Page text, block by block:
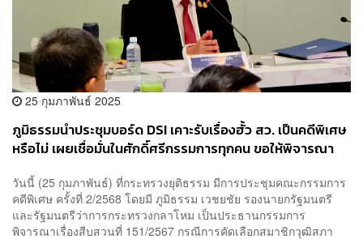
25 กุมภาพันธ์ 2025
ภูมิธรรมนำประชุมบอร์ด DSI เคาะรับเรื่องฮั้ว สว. เป็นคดีพิเศษ
หรือไม่ เผยเชื่อมั่นในศักดิ์ศรีกรรมการทุกคน ขอให้พิจารณา
วันนี้ (25 กุมภาพันธ์) ที่กระทรวงยุติธรรม มีการประชุมคณะกรรมการ
คดีพิเศษ ครั้งที่ 2/2568 โดยมี ภูมิธรรม เวชยชัย รองนายกรัฐมนตรี
และรัฐมนตรีว่าการกระทรวงกลาโหม เป็นประธานกรรมการ
พิจารณาเรื่องสืบสวนที่ 151/2567 กรณีการคัดเลือกสมาชิกวุฒิสภา